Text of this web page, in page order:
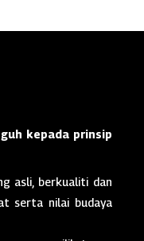
kepada prinsip
asli, berkualiti dan
serta nilai budaya